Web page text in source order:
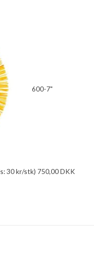
600-7"
30 kr/stk) 750,00DKK